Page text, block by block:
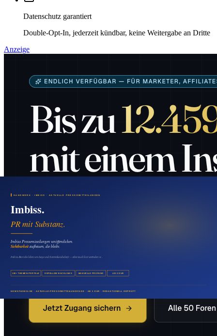
Datenschutz garantiert
Double-Opt-In, jederzeit kündbar, keine Weitergabe an Dritte
Anzeige